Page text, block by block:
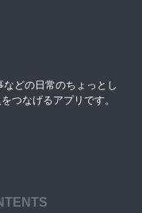
どの日常のちょっとし
つなげるアプリです。